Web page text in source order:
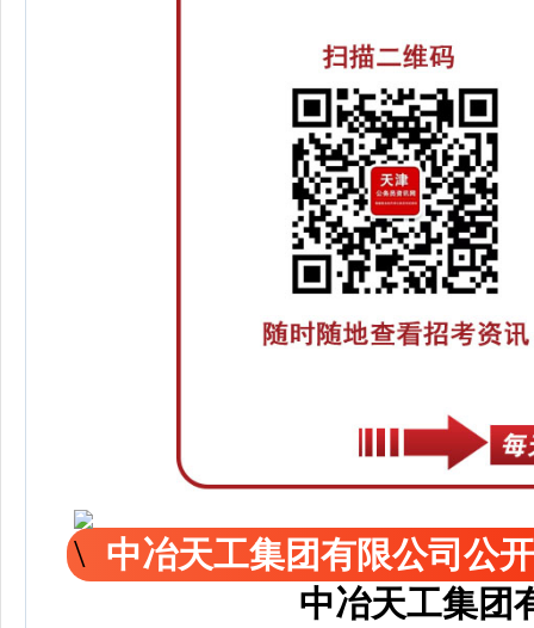
中冶天工集团有限公司公
中冶天工集团